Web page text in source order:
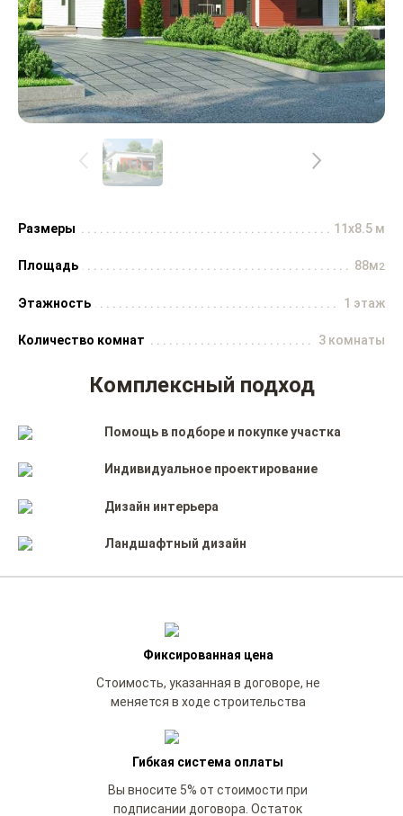
Размеры 11x8.5 м
Площадь 88м2
Этажность 1 этаж
Количество комнат 3 комнаты
Комплексный подход
Помощь в подборе и покупке участка
Индивидуальное проектирование
Дизайн интерьера
Ландшафтный дизайн
Фиксированная цена
Стоимость, указанная в договоре, не
меняется в ходе строительства
Гибкая система оплаты
Вы вносите 5% от стоимости при
подписании договора. Остаток